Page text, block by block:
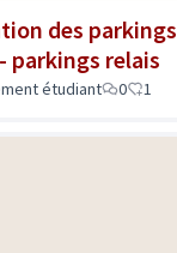
des parkings
parkings relais
étudiant 0 1